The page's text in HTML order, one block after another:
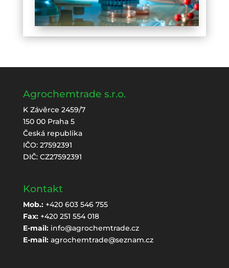
Agrochemtrade s.r.o.
K Závěrce 2459/7
150 00 Praha 5
Česká republika
IČO: 27592391
DIČ: CZ27592391
Kontakt
Mob.:+420 603 546 755
Fax:+420 251 554 018
E-mail: info@agrochemtrade.cz
E-mail: agrochemtrade@seznam.cz